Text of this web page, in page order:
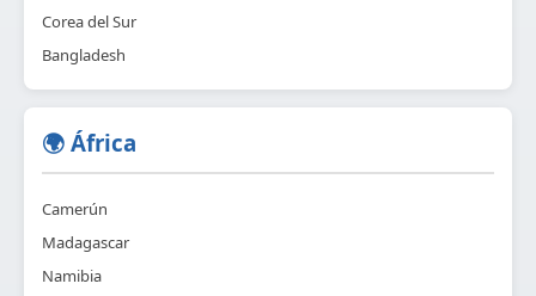
Corea del Sur
Bangladesh
🌍 África
Camerún
Madagascar
Namibia